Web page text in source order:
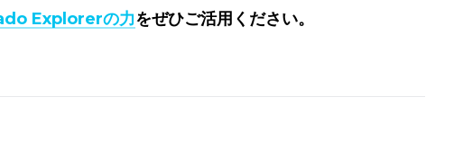
Explorerの力をぜひご活用ください。